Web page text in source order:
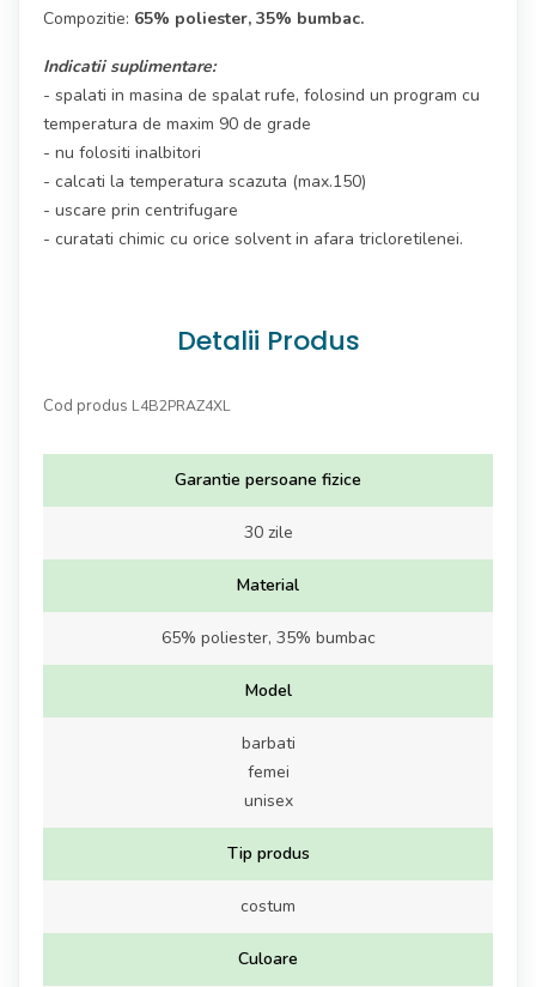
Compozitie: 65% poliester, 35% bumbac.
Indicatii suplimentare:
- spalati in masina de spalat rufe, folosind un program cu
temperatura de maxim 90 de grade
- nu folositi inalbitori
- calcati la temperatura scazuta (max.150)
- uscare prin centrifugare
- curatati chimic cu orice solvent in afara tricloretilenei.
Detalii Produs
Cod produs L4B2PRAZ4XL
Garantie persoane fizice
30 zile
Material
65% poliester, 35% bumbac
Model
barbati
femei
unisex
Tip produs
costum
Culoare